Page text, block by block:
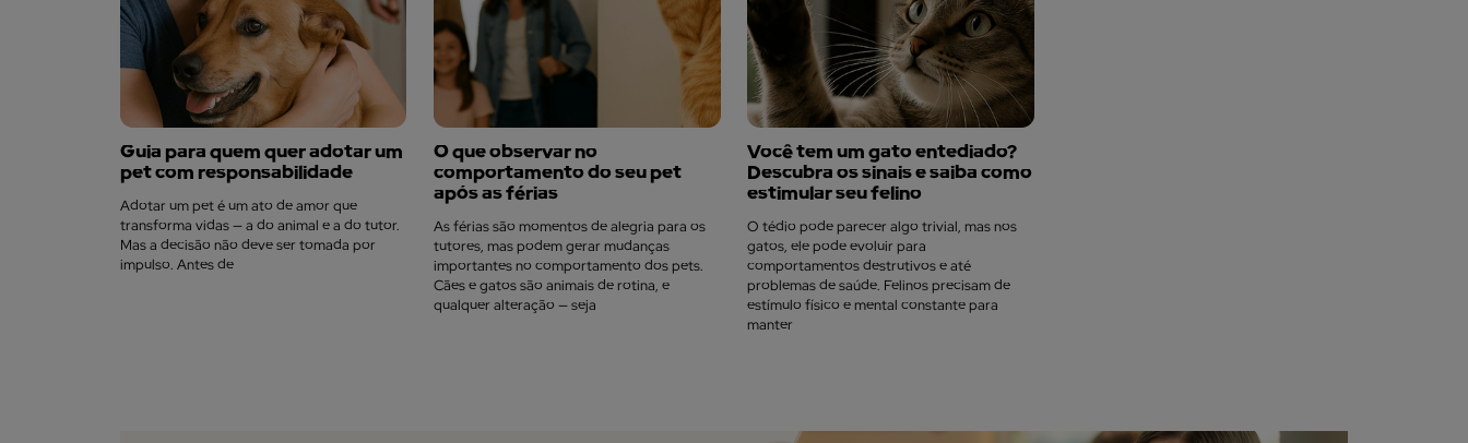
Guia para quem quer adotar um
pet com responsabilidade
Adotar um pet é um ato de amor que
transforma vidas — a do animal e a do tutor.
Mas a decisão não deve ser tomada por
impulso. Antes de
O que observar no
comportamento do seu pet
após as férias
As férias são momentos de alegria para os
tutores, mas podem gerar mudanças
importantes no comportamento dos pets.
Cães e gatos são animais de rotina, e
qualquer alteração — seja
Você tem um gato entediado?
Descubra os sinais e saiba como
estimular seu felino
O tédio pode parecer algo trivial, mas nos
gatos, ele pode evoluir para
comportamentos destrutivos e até
problemas de saúde. Felinos precisam de
estímulo físico e mental constante para
manter